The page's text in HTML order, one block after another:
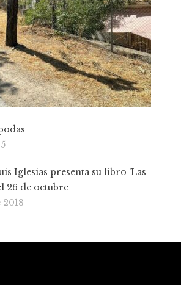
Iglesias presenta su libro 'Las
26 de octubre